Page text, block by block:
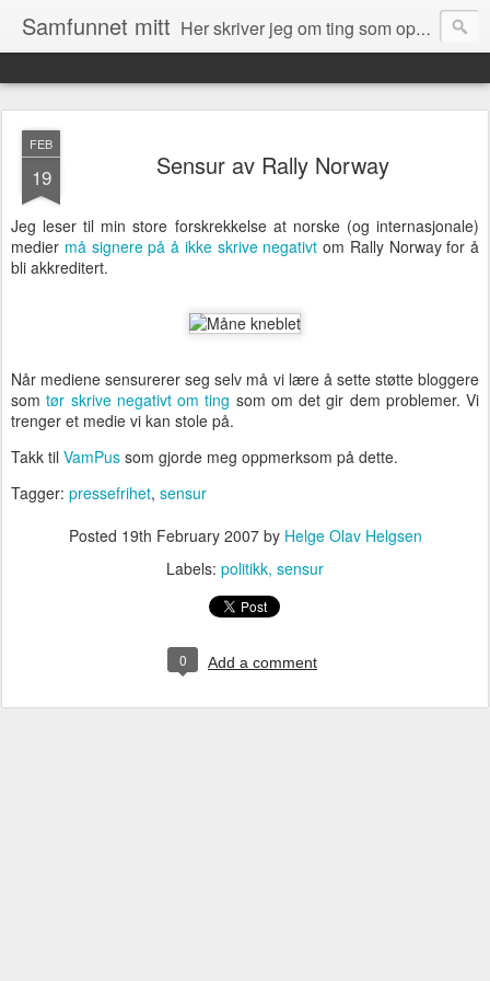
Samfunnet mitt Her skriver jeg om ting som opptar meg og ting som skjer rundt meg i samfunnet.
FEB
19 Sensur av Rally Norway
Jeg leser til min store forskrekkelse at norske (og internasjonale)
medier må signere på å ikke skrive negativt om Rally Norway for å
bli akkreditert.
Når mediene sensurerer seg selv må vi lære å sette støtte bloggere
somtør skrive negativt om ting som om det gir dem problemer. Vi
trenger et medie vi kan stole på.
Takk til VamPus som gjorde meg oppmerksom på dette.
Tagger: pressefrihet, sensur
Posted 19th February 2007by Helge Olav Helgsen
Labels: politikk sensur
0 Add a comment